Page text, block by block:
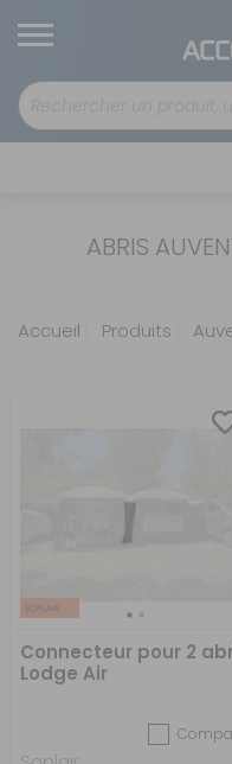
ABRIS
Accueil Produits
Connecteur pour 2
Lodge Air